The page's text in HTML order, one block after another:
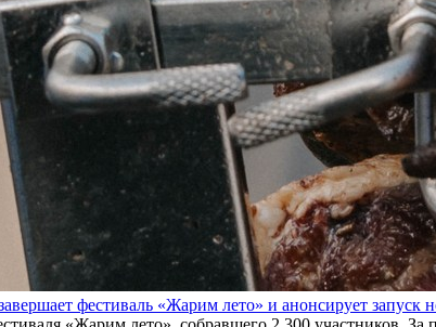
фестиваль «Жарим лето» и анонсирует